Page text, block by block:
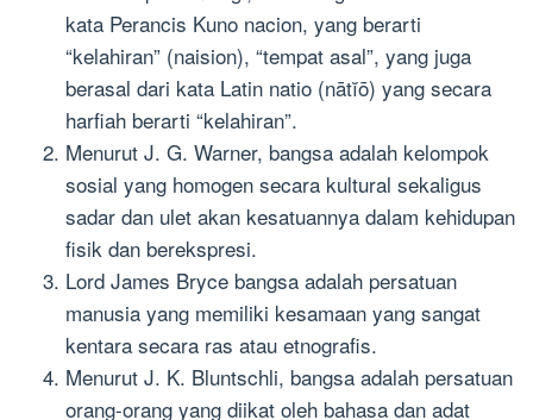
kata Perancis Kuno nacion, yang berarti
“kelahiran” (naision), “tempat asal”, yang juga
berasal dari kata Latin natio (nātĭō) yang secara
harfiah berarti “kelahiran”.
Menurut J. G. Warner, bangsa adalah kelompok
sosial yang homogen secara kultural sekaligus
sadar dan ulet akan kesatuannya dalam kehidupan
fisik dan berekspresi.
Lord James Bryce bangsa adalah persatuan
manusia yang memiliki kesamaan yang sangat
kentara secara ras atau etnografis.
Menurut J. K. Bluntschli, bangsa adalah persatuan
orang-orang yang diikat oleh bahasa dan adat